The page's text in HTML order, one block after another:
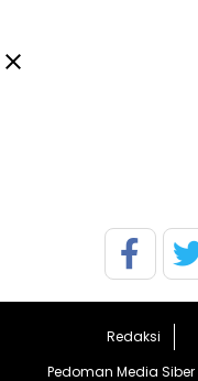

Redaksi
Pedoman Media Siber